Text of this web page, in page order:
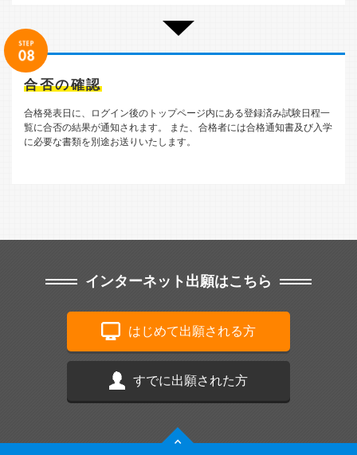
合否の確認
合格発表日に、ログイン後のトップページ内にある登録済み試験日程一
覧に合否の結果が通知されます。
また、合格者には合格通知書及び入学
に必要な書類を別途お送りいたします。
インターネット出願はこちら
はじめて出願される方
すでに出願された方